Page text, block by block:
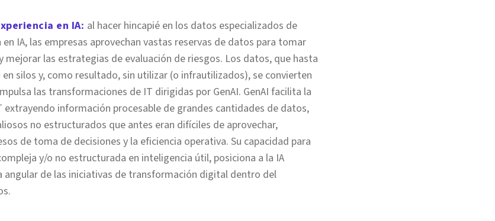
en IA: al hacer hincapié en los datos especializados de
IA, las empresas aprovechan vastas reservas de datos para tomar
mejorar las estrategias de evaluación de riesgos. Los datos, que hasta
silos y, como resultado, sin utilizar (o infrautilizados), se convierten
las transformaciones de IT dirigidas por GenAI. GenAI facilita la
extrayendo información procesable de grandes cantidades de datos,
no estructurados que antes eran difíciles de aprovechar,
de toma de decisiones y la eficiencia operativa. Su capacidad para
y/o no estructurada en inteligencia útil, posiciona a la IA
angular de las iniciativas de transformación digital dentro del